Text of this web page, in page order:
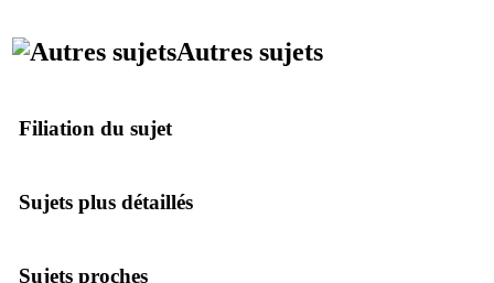
Autres sujets
Filiation du sujet
Sujets plus détaillés
Sujets proches